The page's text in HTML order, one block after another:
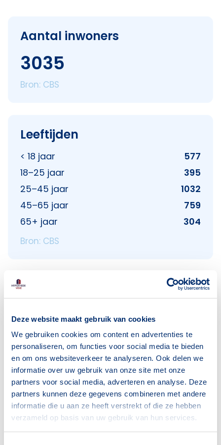
Deze website maakt gebruik van cookies
We gebruiken cookies om content en advertenties te
personaliseren, om functies voor social media te bieden
en om ons websiteverkeer te analyseren. Ook delen we
informatie over uw gebruik van onze site met onze
partners voor social media, adverteren en analyse. Deze
partners kunnen deze gegevens combineren met andere
informatie die u aan ze heeft verstrekt of die ze hebben
verzameld op basis van uw gebruik van hun services.
Aantal inwoners
3035
Bron: CBS
Leeftijden
< 18 jaar
577
18–25 jaar
395
25–45 jaar
1032
45–65 jaar
759
65+ jaar
304
Bron: CBS
Huishoudens
Gezin zonder kinderen
250
Gezin met kinderen
470
Bron: CBS